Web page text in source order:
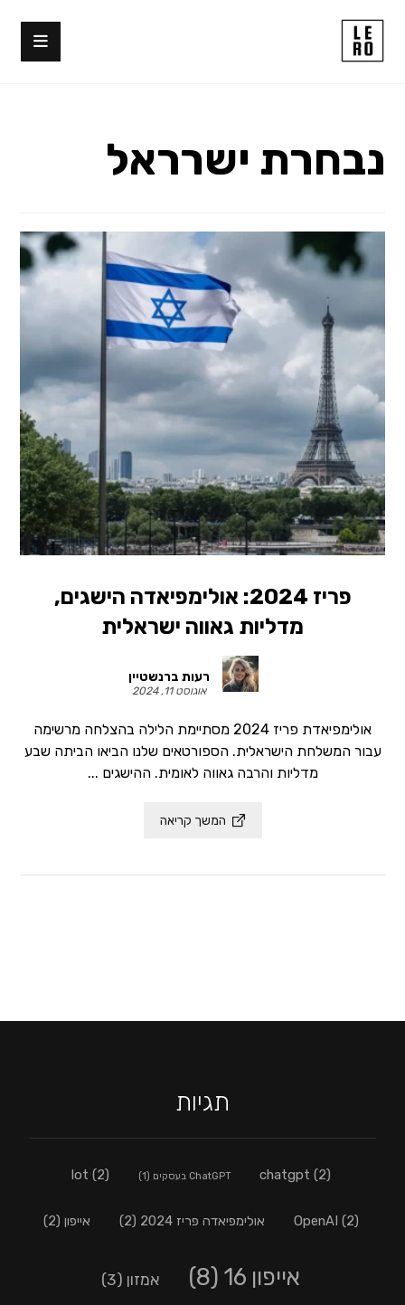
נבחרת ישרראל
פריז 2024: אולימפיאדה הישגים,
מדליות גאווה ישראלית
רעות ברנשטיין
אוגוסט 11, 2024
אולימפיאדת פריז 2024 מסתיימת הלילה בהצלחה מרשימה
עבור המשלחת הישראלית. הספורטאים שלנו הביאו הביתה שבע
מדליות והרבה גאווה לאומית. ההישגים ...
המשך קריאה
תגיות
chatgpt (2) ChatGPT בעסקים (1)
lot (2)
OpenAI (2) אולימפיאדה פריז 2024 (2) אייפון (2)
אייפון 16 (8) אמזון (3)